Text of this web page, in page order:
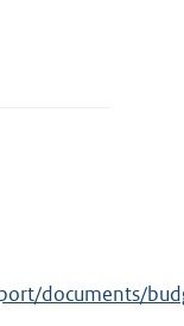
documents/